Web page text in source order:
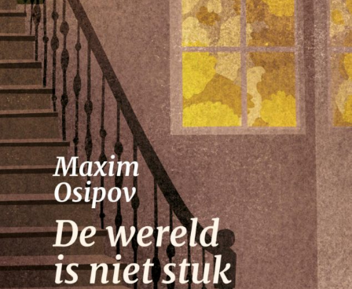
Nico Dros
Willem die Madoc maakte
€29,00
LEES MEER